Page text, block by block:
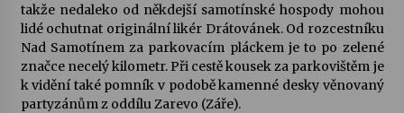
Vysočinka
17. 7. 2026
Ozvěny prázdnin
takže nedaleko od někdejší samotínské hospody mohou
lidé ochutnat originální likér Drátovánek. Od rozcestníku
Nad Samotínem za parkovacím pláckem je to po zelené
značce necelý kilometr. Při cestě kousek za parkovištěm je
k vidění také pomník v podobě kamenné desky věnovaný
partyzánům z oddílu Zarevo (Záře).